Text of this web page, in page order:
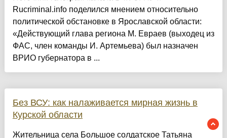
Rucriminal.info поделился мнением относительно
политической обстановке в Ярославской области:
«Действующий глава региона М. Евраев (выходец из
ФАС, член команды И. Артемьева) был назначен
ВРИО губернатора в ...
Без ВСУ: как налаживается мирная жизнь в
Курской области
Жительница села Большое солдатское Татьяна